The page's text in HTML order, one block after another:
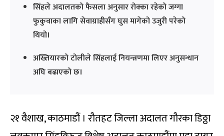
सिंहले अदालतको फैसला अनुसार रोक्का रहेको जग्गा
फुकुवाका लागि सेवाग्राहीसँग घुस मागेको उजुरी परेको
थियो।
अख्तियारको टोलीले सिंहलाई नियन्त्रणमा लिएर अनुसन्धान
अघि बढाएको छ।
२१ वैशाख, काठमाडौं । रौतहट जिल्ला अदालत गौरका डिठ्ठा